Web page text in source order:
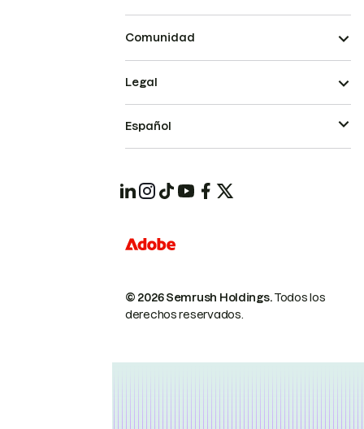
Comunidad
© 2026 Semrush Holdings.Todos los
derechos reservados.
Legal
Español